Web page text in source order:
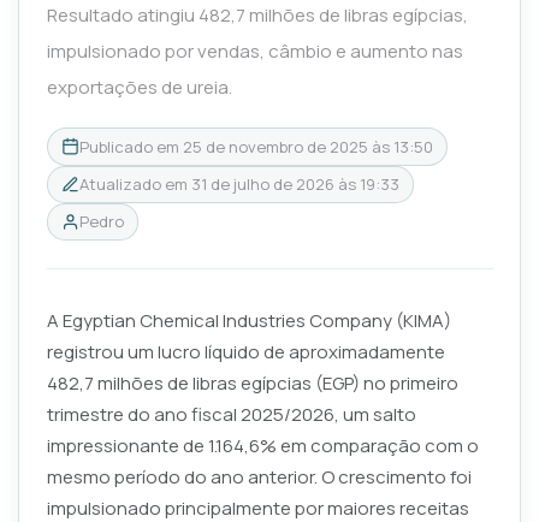
Resultado atingiu 482,7 milhões de libras egípcias,
impulsionado por vendas, câmbio e aumento nas
exportações de ureia.
Publicado em 25 de novembro de 2025 às 13:50
Atualizado em 31 de julho de 2026 às 19:33
Pedro
A Egyptian Chemical Industries Company (KIMA)
registrou um lucro líquido de aproximadamente
482,7 milhões de libras egípcias (EGP) no primeiro
trimestre do ano fiscal 2025/2026, um salto
impressionante de 1.164,6% em comparação com o
mesmo período do ano anterior. O crescimento foi
impulsionado principalmente por maiores receitas